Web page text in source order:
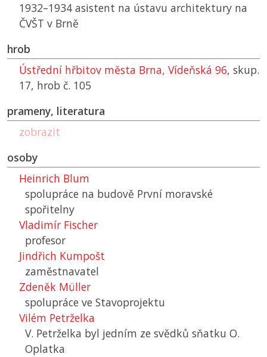
1932–1934 asistent na ústavu architektury na
ČVŠT v Brně
hrob
Ústřední hřbitov města Brna, Vídeňská 96, skup.
17, hrob č. 105
prameny, literatura
zobrazit
osoby
Heinrich Blum
spolupráce na budově První moravské
spořitelny
Vladimír Fischer
profesor
Jindřich Kumpošt
zaměstnavatel
Zdeněk Müller
spolupráce ve Stavoprojektu
Vilém Petrželka
V. Petrželka byl jedním ze svědků sňatku O.
Oplatka